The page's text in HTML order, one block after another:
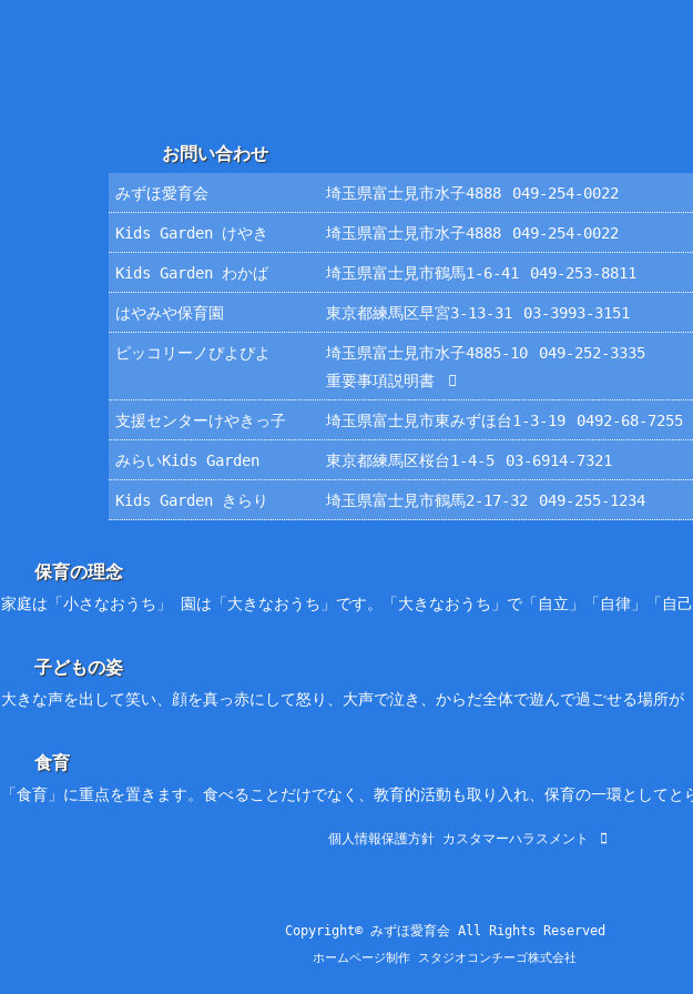
お問い合わせ
みずほ愛育会 埼玉県富士見市水子4888 049-254-0022
Kids Garden けやき 埼玉県富士見市水子4888 049-254-0022
Kids Garden わかば 埼玉県富士見市鶴馬1-6-41 049-253-8811
はやみや保育園 東京都練馬区早宮3-13-31 03-3993-3151
ピッコリーノぴよぴよ 埼玉県富士見市水子4885-10
049-252-3335
重要事項説明書
支援センターけやきっ子 埼玉県富士見市東みずほ台1-3-19 0492-68-7255
みらいKids Garden 東京都練馬区桜台1-4-5 03-6914-7321
Kids Garden きらり 埼玉県富士見市鶴馬2-17-32 049-255-1234
保育の理念
家庭は「小さなおうち」 園は「大きなおうち」です。「大きなおうち」で「自立」「自律」「自
子どもの姿
大きな声を出して笑い、顔を真っ赤にして怒り、大声で泣き、からだ全体で遊んで過ごせる場所が
食育
「食育」に重点を置きます。食べることだけでなく、教育的活動も取り入れ、保育の一環としてと
個人情報保護方針 カスタマーハラスメント
Copyright© みずほ愛育会 All Rights Reserved
ホームページ制作 スタジオコンチーゴ株式会社